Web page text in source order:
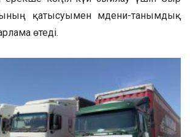
қатысуымен мәдени-танымдық
өтеді.